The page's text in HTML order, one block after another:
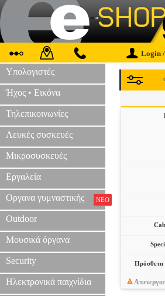
Login
Υπολογιστές
Ήχος • Εικόνα
Τηλεπικοινωνίες
Λευκές συσκευές
Μικροσυσκευές
Εργαλεία
Οργανα γυμναστικής ΝΕΟ
Outdoor
Μουσικά όργανα
Security
Ηλεκτρονικά παιχνίδια
Πρόσθετα